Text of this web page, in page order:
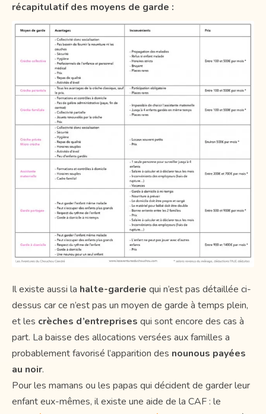
récapitulatif des moyens de garde :
Il existe aussi la halte-garderie qui n’est pas détaillée ci-
dessus car ce n’est pas un moyen de garde à temps plein,
et les crèches d’entreprises qui sont encore des cas à
part. La baisse des allocations versées aux familles a
probablement favorisé l’apparition des nounous payées
au noir.
Pour les mamans ou les papas qui décident de garder leur
enfant eux-mêmes, il existe une aide de la CAF : le